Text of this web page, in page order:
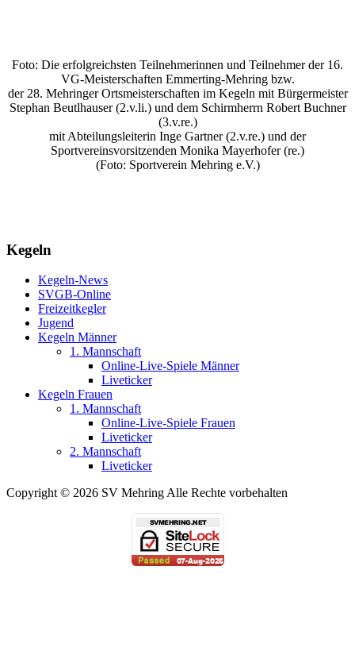
Foto: Die erfolgreichsten Teilnehmerinnen und Teilnehmer der 16.
VG-Meisterschaften Emmerting-Mehring bzw.
der 28. Mehringer Ortsmeisterschaften im Kegeln mit Bürgermeister
Stephan Beutlhauser (2.v.li.) und dem Schirmherrn Robert Buchner
(3.v.re.)
mit Abteilungsleiterin Inge Gartner (2.v.re.) und der
Sportvereinsvorsitzenden Monika Mayerhofer (re.)
(Foto: Sportverein Mehring e.V.)
Kegeln
Kegeln-News
SVGB-Online
Freizeitkegler
Jugend
Kegeln Männer
1. Mannschaft
Online-Live-Spiele Männer
Liveticker
Kegeln Frauen
1. Mannschaft
Online-Live-Spiele Frauen
Liveticker
2. Mannschaft
Liveticker
Copyright © 2026 SV Mehring Alle Rechte vorbehalten